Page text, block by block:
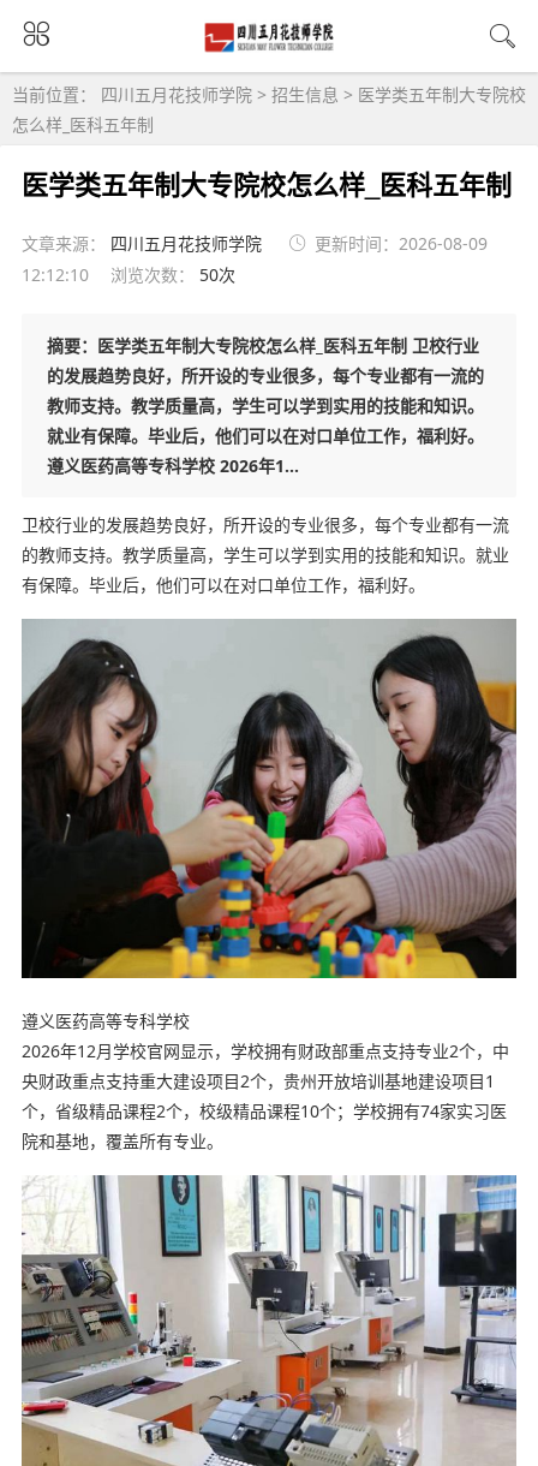
当前位置： 四川五月花技师学院 > 招生信息 > 医学类五年制大专院校
怎么样_医科五年制
医学类五年制大专院校怎么样_医科五年制
文章来源： 四川五月花技师学院
更新时间：2026-08-09
12:12:10
浏览次数： 50次
摘要：医学类五年制大专院校怎么样_医科五年制 卫校行业
的发展趋势良好，所开设的专业很多，每个专业都有一流的
教师支持。教学质量高，学生可以学到实用的技能和知识。
就业有保障。毕业后，他们可以在对口单位工作，福利好。
遵义医药高等专科学校 2026年1...
卫校行业的发展趋势良好，所开设的专业很多，每个专业都有一流
的教师支持。教学质量高，学生可以学到实用的技能和知识。就业
有保障。毕业后，他们可以在对口单位工作，福利好。
遵义医药高等专科学校
2026年12月学校官网显示，学校拥有财政部重点支持专业2个，中
央财政重点支持重大建设项目2个，贵州开放培训基地建设项目1
个，省级精品课程2个，校级精品课程10个；学校拥有74家实习医
院和基地，覆盖所有专业。